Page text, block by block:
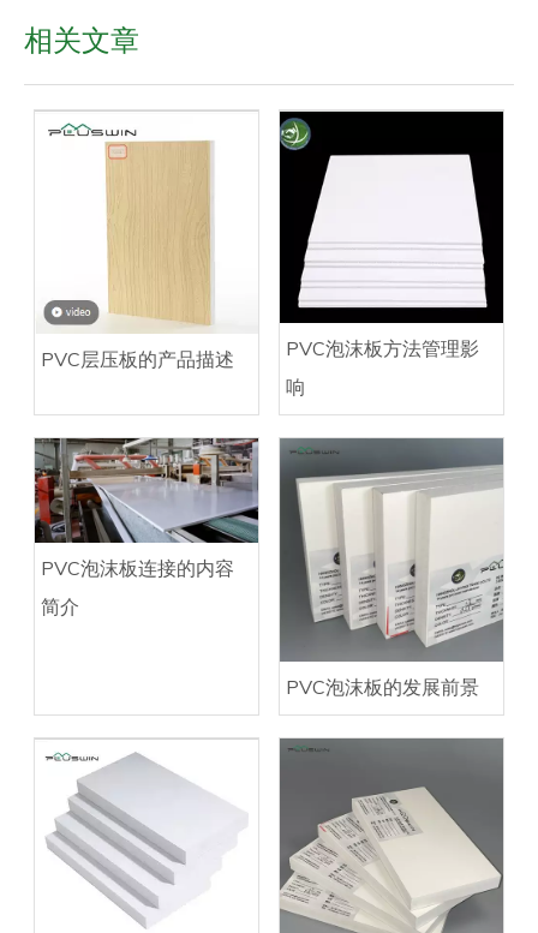
相关文章
PVC层压板的产品描述
PVC泡沫板方法管理影
响
PVC泡沫板连接的内容
简介
PVC泡沫板的发展前景